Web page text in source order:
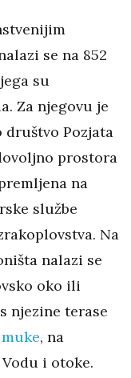
se na 852
su
Za njegovu je
Pozjata
prostora
na
službe
Na
nalazi se
oko ili
njezine terase
, na
i otoke.